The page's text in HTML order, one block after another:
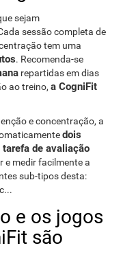
sejam
sessão completa de
tem uma
. Recomenda-se
repartidas em dias
ao treino,a CogniFit
e concentração, a
dois
de avaliação
e medir facilmente a
sub-tipos desta:
e os jogos
são